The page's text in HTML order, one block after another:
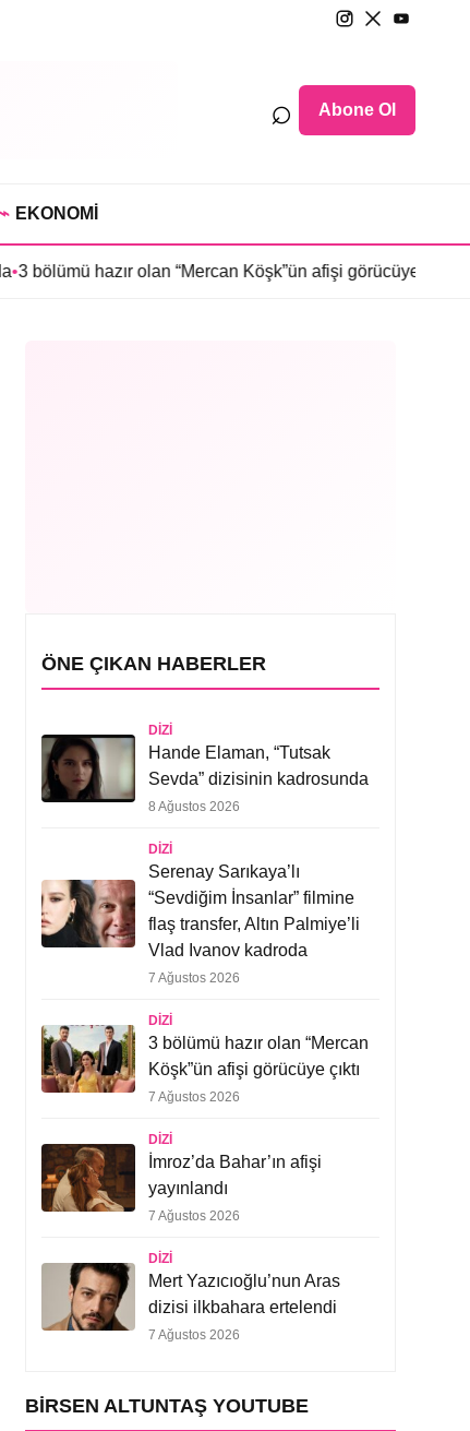
⌕ Abone Ol
⌁ EKONOMİ
olan “Mercan Köşk”ün afişi görücüye çıktı•İmroz’da
ÖNE ÇIKAN HABERLER
DIZI
Hande Elaman, “Tutsak
Sevda” dizisinin kadrosunda
8 Ağustos 2026
DIZI
Serenay Sarıkaya’lı
“Sevdiğim İnsanlar” filmine
flaş transfer, Altın Palmiye’li
Vlad Ivanov kadroda
7 Ağustos 2026
DIZI
3 bölümü hazır olan “Mercan
Köşk”ün afişi görücüye çıktı
7 Ağustos 2026
DIZI
İmroz’da Bahar’ın afişi
yayınlandı
7 Ağustos 2026
DIZI
Mert Yazıcıoğlu’nun Aras
dizisi ilkbahara ertelendi
7 Ağustos 2026
BIRSEN ALTUNTAŞ YOUTUBE